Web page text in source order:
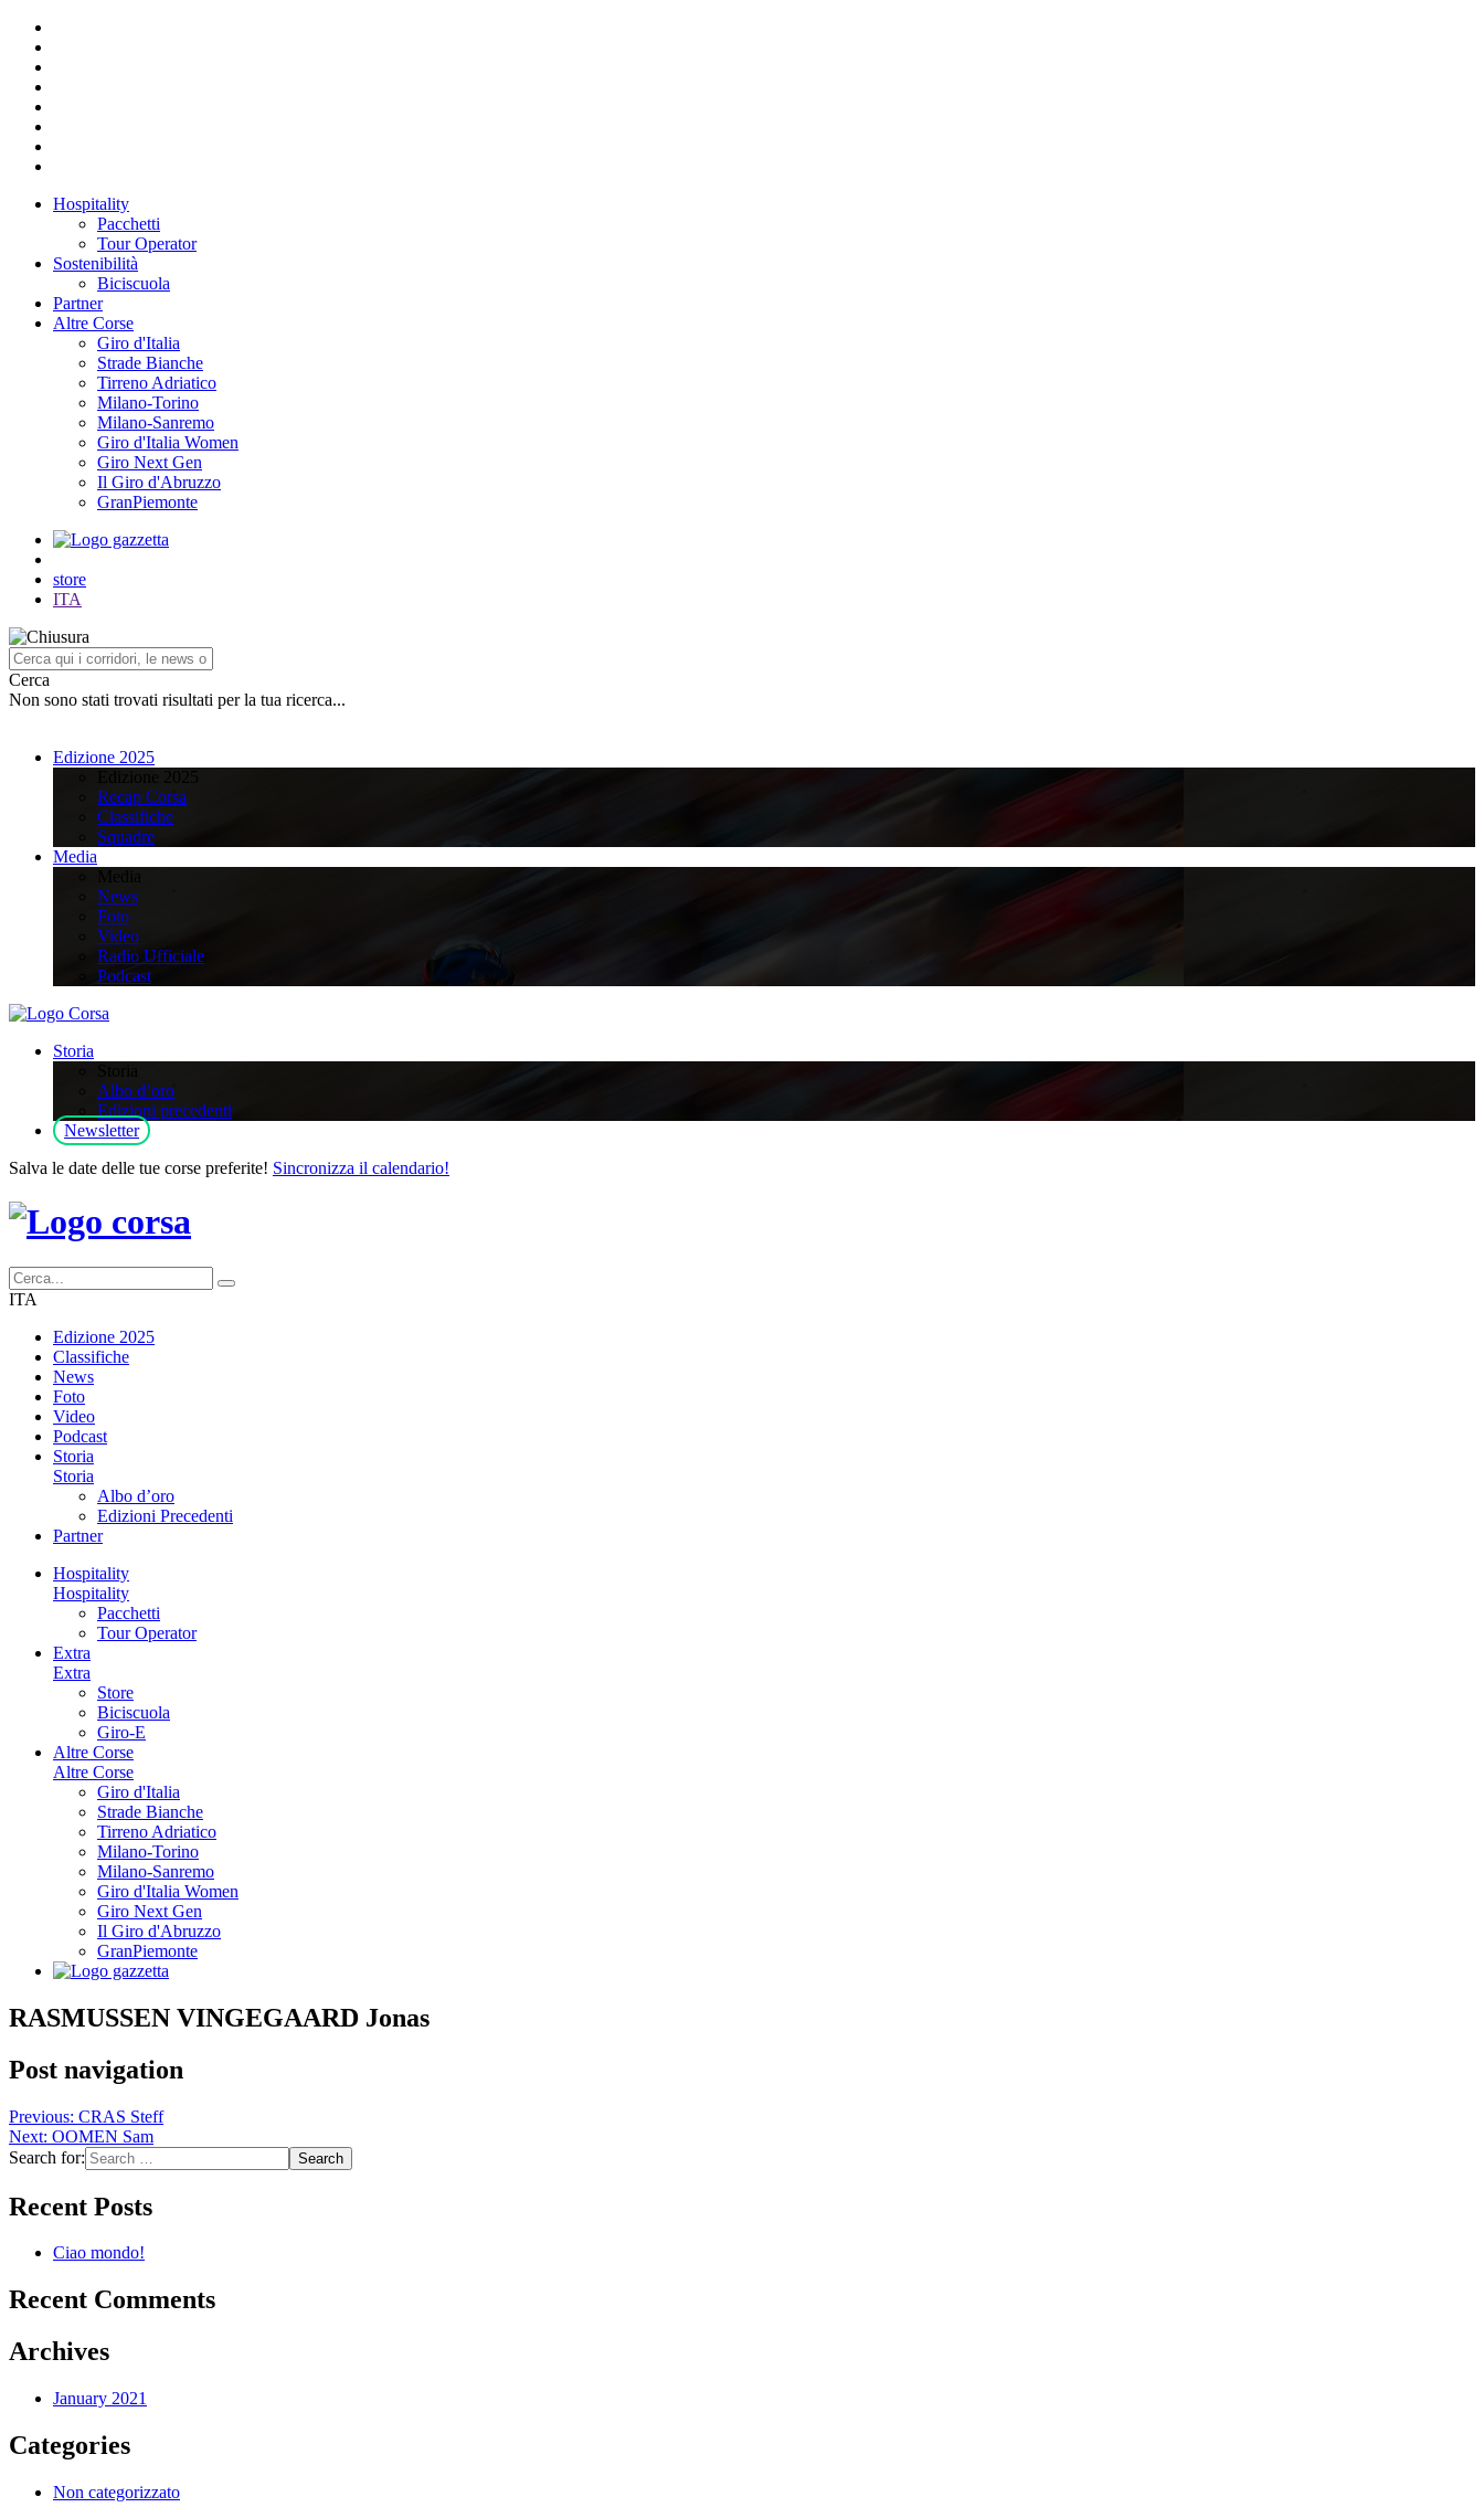
Hospitality
Pacchetti
Tour Operator
Sostenibilità
Biciscuola
Partner
Altre Corse
Giro d'Italia
Strade Bianche
Tirreno Adriatico
Milano-Torino
Milano-Sanremo
Giro d'Italia Women
Giro Next Gen
Il Giro d'Abruzzo
GranPiemonte
store
ITA
Cerca
Non sono stati trovati risultati per la tua ricerca...
Edizione 2025
Recap Corsa
Classifiche
Squadre
Media
News
Foto
Video
Radio Ufficiale
Podcast
Storia
Albo d’oro
Edizioni precedenti
Newsletter
Salva le date delle tue corse preferite! Sincronizza il calendario!
ITA
Edizione 2025
Classifiche
News
Foto
Video
Podcast
Storia
Storia
Albo d’oro
Edizioni Precedenti
Partner
Hospitality
Hospitality
Pacchetti
Tour Operator
Extra
Extra
Store
Biciscuola
Giro-E
Altre Corse
Altre Corse
Giro d'Italia
Strade Bianche
Tirreno Adriatico
Milano-Torino
Milano-Sanremo
Giro d'Italia Women
Giro Next Gen
Il Giro d'Abruzzo
GranPiemonte
RASMUSSEN VINGEGAARD Jonas
Post navigation
Previous: CRAS Steff
Next: OOMEN Sam
Search for:
Recent Posts
Ciao mondo!
Recent Comments
Archives
January 2021
Categories
Non categorizzato